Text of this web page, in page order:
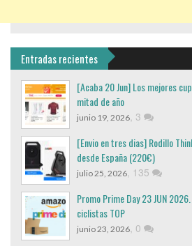
Entradas recientes
[Acaba 20 Jun] Los mejores
mitad de año
junio 19, 2026, 3
[Envio en tres dias] Rodillo
desde España (220€)
julio 25, 2026, 135
Promo Prime Day 23 JUN
ciclistas TOP
junio 23, 2026, 0